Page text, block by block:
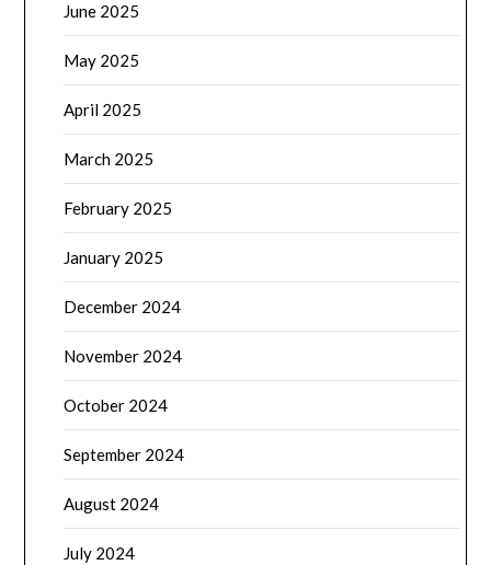
June 2025
May 2025
April 2025
March 2025
February 2025
January 2025
December 2024
November 2024
October 2024
September 2024
August 2024
July 2024